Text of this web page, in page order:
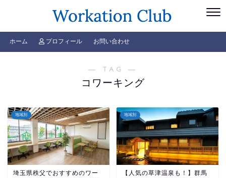
ホーム プロフィール お問い合わせ
― TAG ―
コワーキング
地域別
埼玉県秩父でおすすめのワー
地域別
【人気の草津温泉も！】群馬